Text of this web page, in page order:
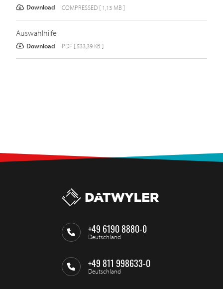
Download COMPRESSED [ 1,13 MB ]
Auswahlhilfe
Download PDF [ 533,39 KB ]
+49 6190 8880-0
Deutschland
+49 811 998633-0
Deutschland